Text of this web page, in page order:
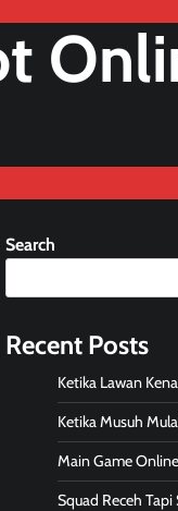
Search
Recent Posts
Ketika Lawan
Ketika Musuh
Main Game
Squad Receh Tapi